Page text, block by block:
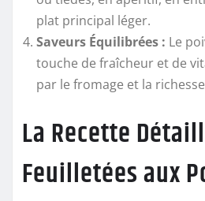
plat principal léger.
Saveurs Équilibrées : Le
touche de fraîcheur et de
par le fromage et la
La Recette
Feuilletées aux